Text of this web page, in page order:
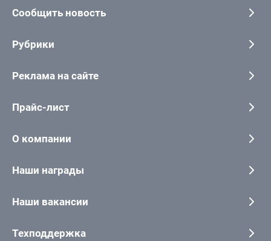
Сообщить новость
Рубрики
Реклама на сайте
Прайс-лист
О компании
Наши награды
Наши вакансии
Техподдержка